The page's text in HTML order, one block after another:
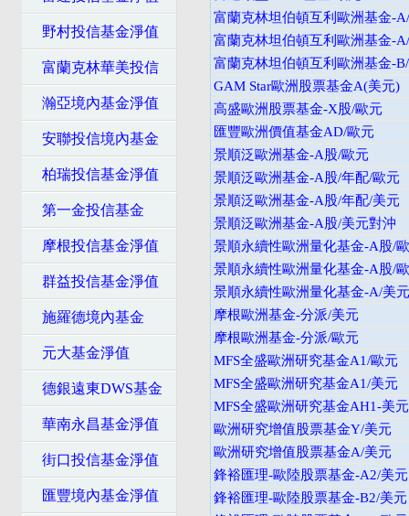
野村投信基金淨值
富蘭克林華美投信
瀚亞境內基金淨值
安聯投信境內基金
柏瑞投信基金淨值
第一金投信基金
摩根投信基金淨值
群益投信基金淨值
施羅德境內基金
元大基金淨值
德銀遠東DWS基金
華南永昌基金淨值
街口投信基金淨值
匯豐境內基金淨值
富蘭克林坦伯頓互利歐洲基金-
富蘭克林坦伯頓互利歐洲基金-
富蘭克林坦伯頓互利歐洲基金-
GAM Star歐洲股票基金A(美元)
高盛歐洲股票基金-X股/歐元
匯豐歐洲價值基金AD/歐元
景順泛歐洲基金-A股/歐元
景順泛歐洲基金-A股/年配/歐元
景順泛歐洲基金-A股/年配/美元
景順泛歐洲基金-A股/美元對沖
景順永續性歐洲量化基金-A股/
景順永續性歐洲量化基金-A股/
景順永續性歐洲量化基金-A/美
摩根歐洲基金-分派/美元
摩根歐洲基金-分派/歐元
MFS全盛歐洲研究基金A1/歐元
MFS全盛歐洲研究基金A1/美元
MFS全盛歐洲研究基金AH1-美
歐洲研究增值股票基金Y/美元
歐洲研究增值股票基金A/美元
鋒裕匯理-歐陸股票基金-A2/美元
鋒裕匯理-歐陸股票基金-B2/美元